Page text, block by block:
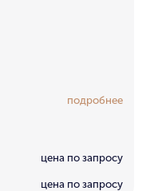
подробнее
цена по запросу
цена по запросу